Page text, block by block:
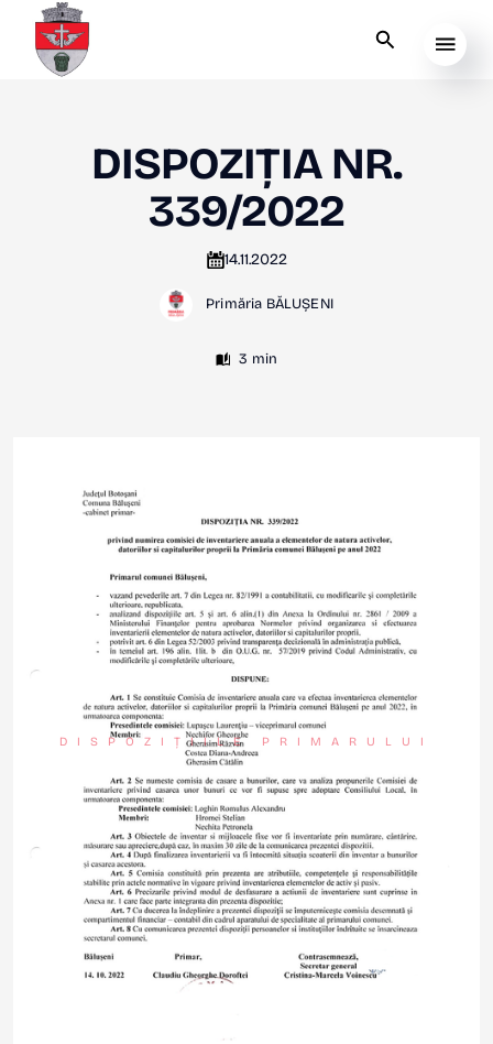
DISPOZIȚIA NR.
339/2022
14.11.2022
Primăria BĂLUȘENI
3 min
DISPOZIȚIILE PRIMARULUI